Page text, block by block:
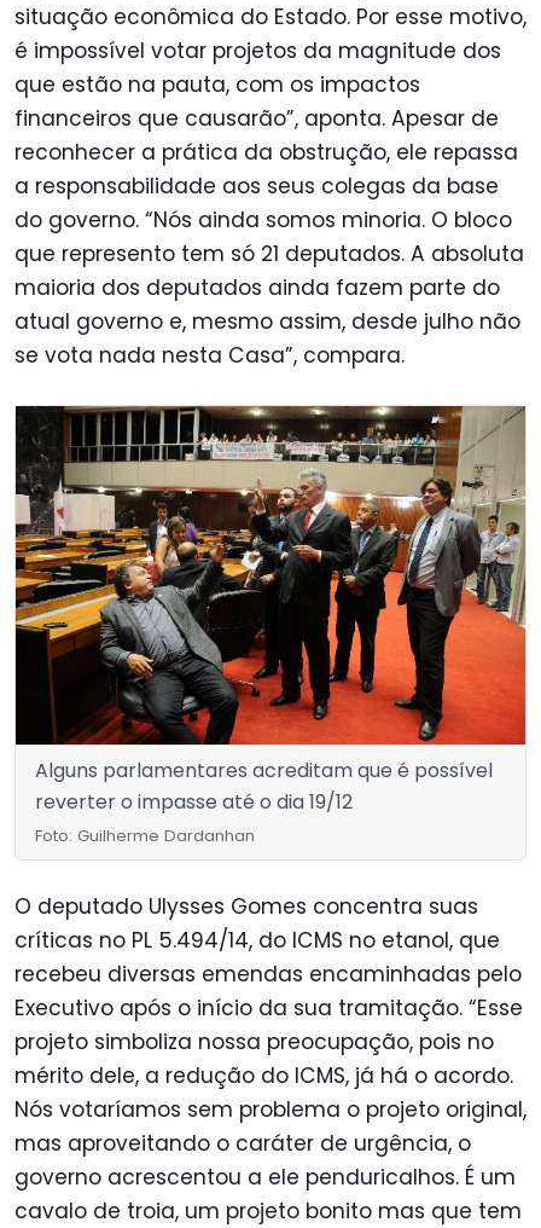
situação econômica do Estado. Por esse motivo,
é impossível votar projetos da magnitude dos
que estão na pauta, com os impactos
financeiros que causarão”, aponta. Apesar de
reconhecer a prática da obstrução, ele repassa
a responsabilidade aos seus colegas da base
do governo. “Nós ainda somos minoria. O bloco
que represento tem só 21 deputados. A absoluta
maioria dos deputados ainda fazem parte do
atual governo e, mesmo assim, desde julho não
se vota nada nesta Casa”, compara.
Alguns parlamentares acreditam que é possível
reverter o impasse até o dia 19/12
Foto: Guilherme Dardanhan
O deputado Ulysses Gomes concentra suas
críticas no PL 5.494/14, do ICMS no etanol, que
recebeu diversas emendas encaminhadas pelo
Executivo após o início da sua tramitação. “Esse
projeto simboliza nossa preocupação, pois no
mérito dele, a redução do ICMS, já há o acordo.
Nós votaríamos sem problema o projeto original,
mas aproveitando o caráter de urgência, o
governo acrescentou a ele penduricalhos. É um
cavalo de troia, um projeto bonito mas que tem